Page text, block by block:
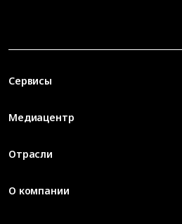
Сервисы
Медиацентр
Отрасли
О компании